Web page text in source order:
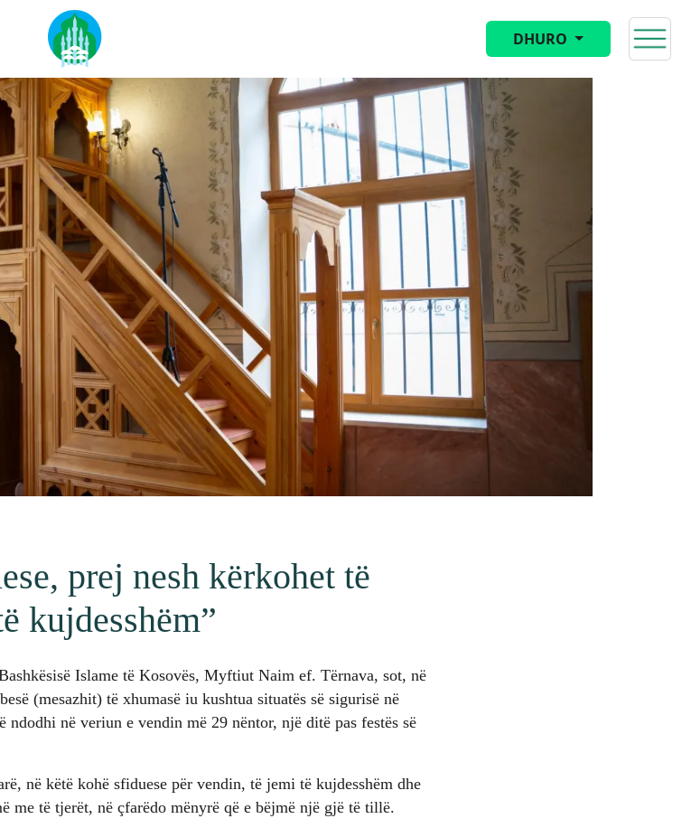
DHURO
prej nesh kërkohet të
kujdesshëm”
Islame të Kosovës, Myftiut Naim ef. Tërnava, sot, në
(mesazhit) të xhumasë iu kushtua situatës së sigurisë në
në veriun e vendin më 29 nëntor, një ditë pas festës së
në këtë kohë sfiduese për vendin, të jemi të kujdesshëm dhe
me të tjerët, në çfarëdo mënyrë që e bëjmë një gjë të tillë.